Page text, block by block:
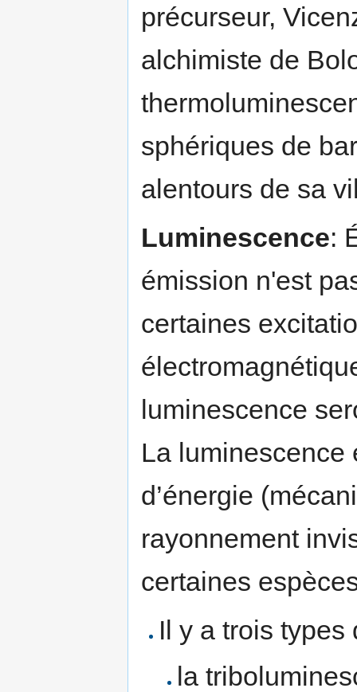
précurseur,
alchimiste de
sphériques de
alentours de sa
Luminescence:
émission n'est
certaines
luminescence
La luminescence
d’énergie
rayonnement
certaines
Il y a trois
la